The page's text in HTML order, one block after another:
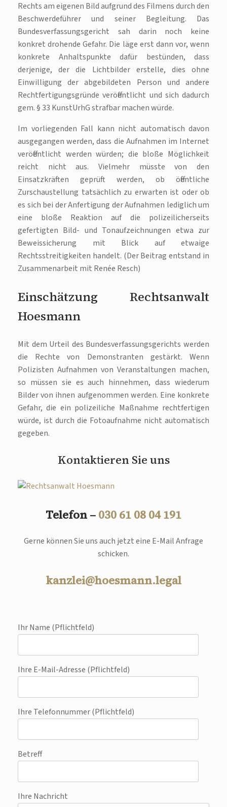
Rechts am eigenen Bild aufgrund des Filmens durch den
Beschwerdeführer und seiner Begleitung. Das
Bundesverfassungsgericht sah darin noch keine
konkret drohende Gefahr. Die läge erst dann vor, wenn
konkrete Anhaltspunkte dafür bestünden, dass
derjenige, der die Lichtbilder erstelle, dies ohne
Einwilligung der abgebildeten Person und andere
Rechtfertigungsgründe veröffentlicht und sich dadurch
gem. § 33 KunstUrhG strafbar machen würde.
Im vorliegenden Fall kann nicht automatisch davon
ausgegangen werden, dass die Aufnahmen im Internet
veröffentlicht werden würden; die bloße Möglichkeit
reicht nicht aus. Vielmehr müsste von den
Einsatzkräften geprüft werden, ob öffentliche
Zurschaustellung tatsächlich zu erwarten ist oder ob
es sich bei der Anfertigung der Aufnahmen lediglich um
eine bloße Reaktion auf die polizeilicherseits
gefertigten Bild- und Tonaufzeichnungen etwa zur
Beweissicherung mit Blick auf etwaige
Rechtsstreitigkeiten handelt. (Der Beitrag entstand in
Zusammenarbeit mit Renée Resch)
Einschätzung Rechtsanwalt
Hoesmann
Mit dem Urteil des Bundesverfassungsgerichts werden
die Rechte von Demonstranten gestärkt. Wenn
Polizisten Aufnahmen von Veranstaltungen machen,
so müssen sie es auch hinnehmen, dass wiederum
Bilder von ihnen aufgenommen werden. Eine konkrete
Gefahr, die ein polizeiliche Maßnahme rechtfertigen
würde, ist durch die Fotoaufnahme nicht automatisch
gegeben.
Kontaktieren Sie uns
Telefon – 030 61 08 04 191
Gerne können Sie uns auch jetzt eine E-Mail Anfrage
schicken.
kanzlei@hoesmann.legal
Ihr Name (Pflichtfeld)
Ihre E-Mail-Adresse (Pflichtfeld)
Ihre Telefonnummer (Pflichtfeld)
Betreff
Ihre Nachricht